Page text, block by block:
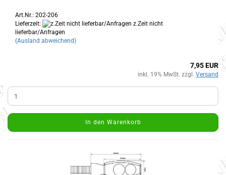
Art.Nr.: 202-206
Lieferzeit:
z.Zeit nicht
lieferbar/Anfragen
(Ausland abweichend)
7,95 EUR
inkl. 19% MwSt. zzgl. Versand
In den Warenkorb